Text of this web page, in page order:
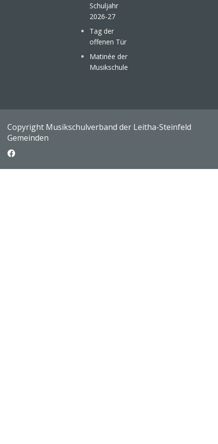
Schuljahr
2026-27
Tag der
offenen Tür
Matinée der
Musikschule
Copyright Musikschulverband der Leitha-Steinfeld
Gemeinden